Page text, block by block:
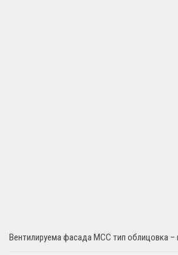
Вентилируема фасада MCC тип облицовка –